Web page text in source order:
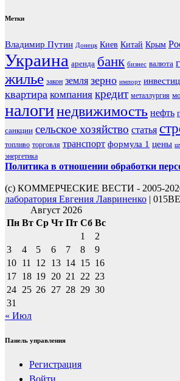
Метки
Владимир Путин Донецк Киев Китай Крым
Украина аренда банк бизнес валюта
жилье закон земля зерно импорт
квартира компания кредит металлургия
налогинедвижимость нефть
санкции сельское хозяйство статья
топливо торговля транспорт формула 1 цены
энергетика
Политика в отношении обработки
(с) КОММЕРЧЕСКИЕ ВЕСТИ - 2005-
лаборатория Евгения Лавриненко | 015BE
Август 2026
Пн Вт Ср Чт Пт Сб Вс
1
2
3
4 5 6 7 8
9
10 11 12 13 14 15 16
17 18 19 20 21 22 23
24 25 26 27 28 29 30
31
« Июл
Панель управления
Регистрация